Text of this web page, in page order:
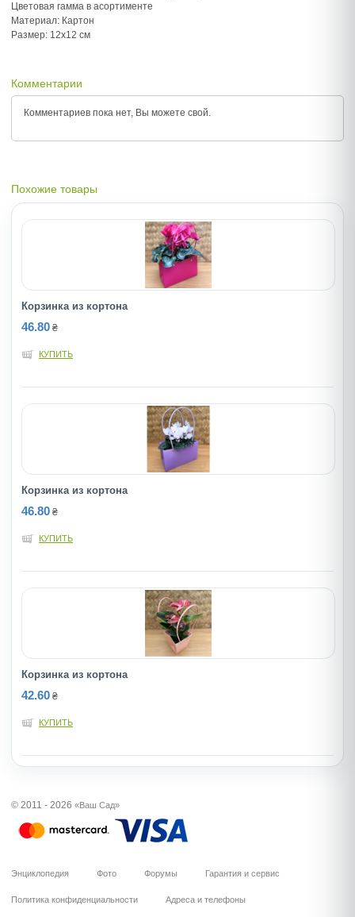
Цветовая гамма в асортименте
Материал: Картон
Размер: 12х12 см
Комментарии
Комментариев пока нет, Вы можете свой.
Похожие товары
Корзинка из кортона
46.80 ₴
КУПИТЬ
Корзинка из кортона
46.80 ₴
КУПИТЬ
Корзинка из кортона
42.60 ₴
КУПИТЬ
© 2011 - 2026 «Ваш Сад»
Энциклопедия Фото Форумы Гарантия и сервис
Политика конфиденциальности Адреса и телефоны